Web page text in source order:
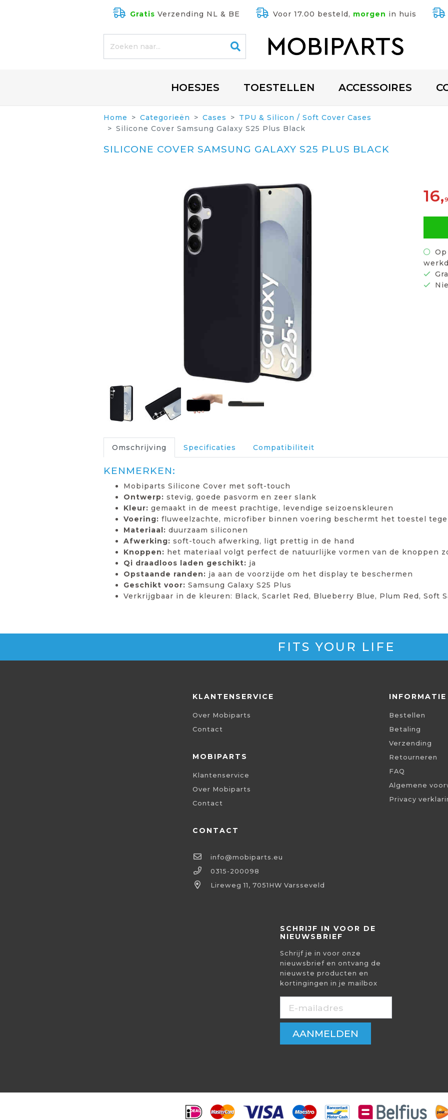
Gratis Verzending NL & BE Voor 17.00 besteld, morgen in huis
HOESJES TOESTELLEN ACCESSOIRES
Home Categorieën Cases
TPU & Silicon / Soft Cover Cases
Silicone Cover Samsung Galaxy S25 Plus Black
SILICONE COVER SAMSUNG GALAXY S25 PLUS BLACK
16,
Omschrijving Specificaties Compatibiliteit
KENMERKEN:
Mobiparts Silicone Cover met soft-touch
Ontwerp: stevig, goede pasvorm en zeer slank
Kleur: gemaakt in de meest prachtige, levendige seizoenskleuren
Voering: fluweelzachte, microfiber binnen voering beschermt het toestel
Materiaal: duurzaam siliconen
Afwerking: soft-touch afwerking, ligt prettig in de hand
Knoppen: het materiaal volgt perfect de natuurlijke vormen van de knoppen
Qi draadloos laden geschikt: ja
Opstaande randen: ja aan de voorzijde om het display te beschermen
Geschikt voor: Samsung Galaxy S25 Plus
Verkrijgbaar in de kleuren: Black, Scarlet Red, Blueberry Blue, Plum Red, Soft
FITS YOUR LIFE
KLANTENSERVICE
Over Mobiparts
Contact
MOBIPARTS
Klantenservice
Over Mobiparts
Contact
CONTACT
info@mobiparts.eu
0315-200098
Lireweg 11, 7051HW Varsseveld
INFORMATIE
Bestellen
Betaling
Verzending
Retourneren
FAQ
Algemene
Privacy
SCHRIJF IN VOOR DE
NIEUWSBRIEF
Schrijf je in voor onze
nieuwsbrief en ontvang de
nieuwste producten en
kortingingen in je mailbox
AANMELDEN